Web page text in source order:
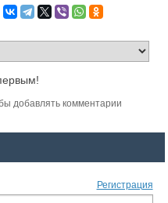
добавлять комментарии
Регистрация